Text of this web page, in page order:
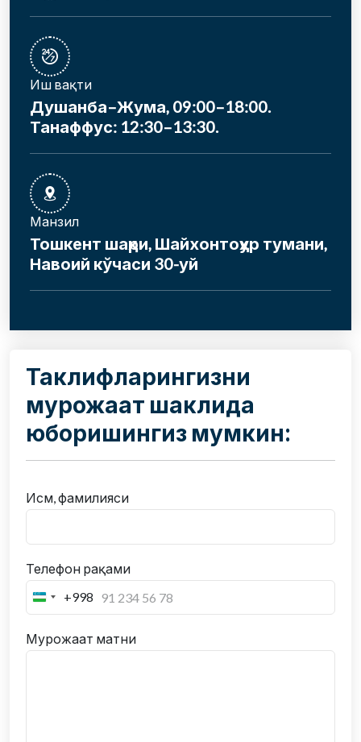
Иш вақти
Душанба–Жума, 09:00–18:00.
Танаффус: 12:30–13:30.
Манзил
Тошкент шаҳри, Шайхонтоҳур тумани,
Навоий кўчаси 30-уй
Таклифларингизни
мурожаат шаклида
юборишингиз мумкин:
Исм, фамилияси
Телефон рақами
+998
Мурожаат матни